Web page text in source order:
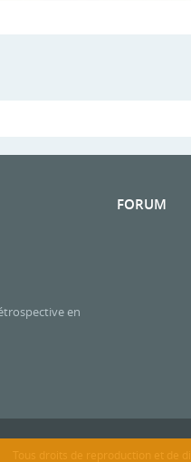
en
FORUM